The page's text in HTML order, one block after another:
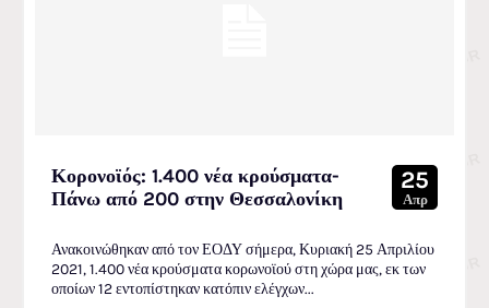
Κορονοϊός: 1.400 νέα κρούσματα-
Πάνω από 200 στην Θεσσαλονίκη
25
Απρ
Ανακοινώθηκαν από τον ΕΟΔΥ σήμερα, Κυριακή 25 Απριλίου
2021, 1.400 νέα κρούσματα κορωνοϊού στη χώρα μας, εκ των
οποίων 12 εντοπίστηκαν κατόπιν ελέγχων...